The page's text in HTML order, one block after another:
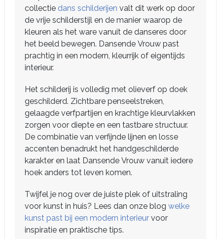
collectie dans schilderijen valt dit werk op door
de vrije schilderstijl en de manier waarop de
kleuren als het ware vanuit de danseres door
het beeld bewegen. Dansende Vrouw past
prachtig in een modern, kleurrijk of eigentijds
interieur.
Het schilderij is volledig met olieverf op doek
geschilderd. Zichtbare penseelstreken,
gelaagde verfpartijen en krachtige kleurvlakken
zorgen voor diepte en een tastbare structuur.
De combinatie van verfijnde lijnen en losse
accenten benadrukt het handgeschilderde
karakter en laat Dansende Vrouw vanuit iedere
hoek anders tot leven komen.
Twijfel je nog over de juiste plek of uitstraling
voor kunst in huis? Lees dan onze blog welke
kunst past bij een modern interieur voor
inspiratie en praktische tips.